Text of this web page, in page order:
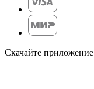
Скачайте приложение